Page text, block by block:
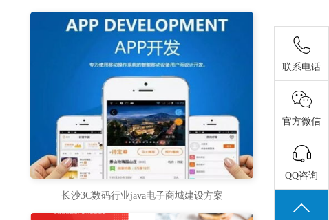
长沙3C数码行业java电子商城建设方案
联系电话
官方微信
QQ咨询